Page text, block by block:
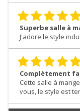
Superbe salle à
J'adore le style
Complètement
Cette salle à
vous, le style est